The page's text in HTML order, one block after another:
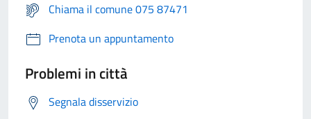
Chiama il comune 075 87471
Prenota un appuntamento
Problemi in città
Segnala disservizio